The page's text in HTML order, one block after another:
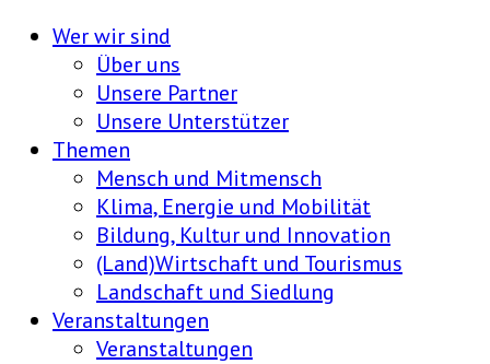
Wer wir sind
Über uns
Unsere Partner
Unsere Unterstützer
Themen
Mensch und Mitmensch
Klima, Energie und Mobilität
Bildung, Kultur und Innovation
(Land)Wirtschaft und Tourismus
Landschaft und Siedlung
Veranstaltungen
Veranstaltungen